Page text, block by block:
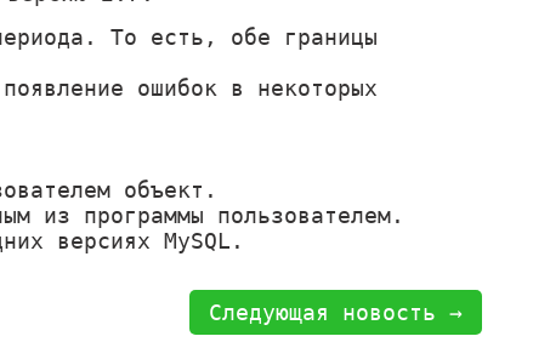
То есть, обе границы
ошибок в некоторых
объект.
из программы пользователем.
версиях MySQL.
Следующая новость →